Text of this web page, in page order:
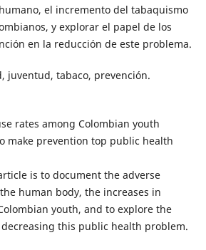
el incremento del tabaquismo
y explorar el papel de los
en la reducción de este problema.
juventud, tabaco, prevención.
rates among Colombian youth
make prevention top public health
is to document the adverse
human body, the increases in
youth, and to explore the
this public health problem.